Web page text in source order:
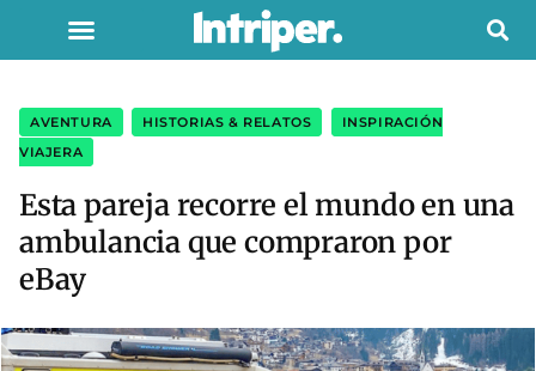
AVENTURA HISTORIAS & RELATOS
INSPIRACIÓN
VIAJERA
Esta pareja recorre el mundo en una
ambulancia que compraron por
eBay